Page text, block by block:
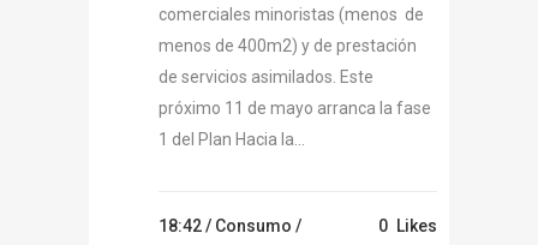
comerciales minoristas (menos de
menos de 400m2) y de prestación
de servicios asimilados. Este
próximo 11 de mayo arranca la fase
1 del Plan Hacia la...
18:42 / Consumo /
0 Likes